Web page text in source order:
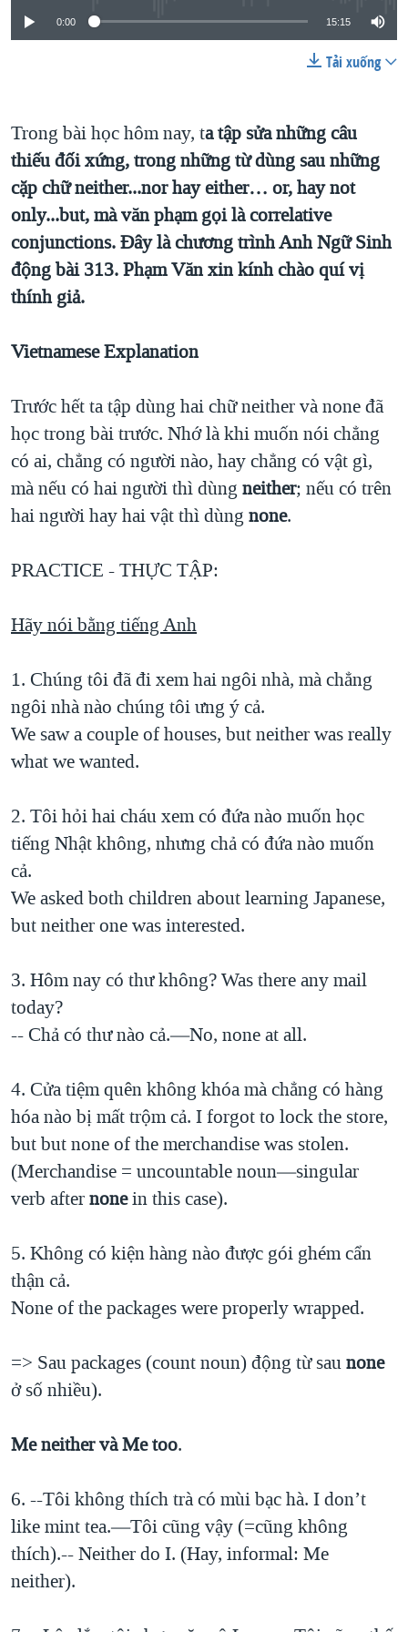
"Tìm"
NGƯỜI VIỆT HẢI NGOẠI
SỨC KHOẺ
VĂN HOÁ
THỂ THAO
GIÁO DỤC
HÀNH TRÌNH BẦU CỬ 2024
NGÀY TỊ NẠN THẾ GIỚI
TRỊNH VĨNH BÌNH - NGƯỜI HẠ 'BÊN THẮNG CUỘC'
GROUND ZERO – XƯA VÀ NAY
CHI PHÍ CHIẾN TRANH AFGHANISTAN
CÁC GIÁ TRỊ CỘNG HÒA Ở VIỆT NAM
THƯỢNG ĐỈNH TRUMP-KIM TẠI VIỆT NAM
NGƯ DÂN VIỆT VÀ LÀN SÓNG TRỘM HẢI SÂM
BÊN KIA QUỐC LỘ: TIẾNG VỌNG TỪ NÔNG THÔN MỸ
QUAN HỆ VIỆT MỸ
VIDEO
Ngôn ngữ khác
0:00 15:15
Tải xuống
Trong bài học hôm nay, ta tập sửa những câu
thiếu đối xứng, trong những từ dùng sau những
cặp chữ neither...nor hay either… or, hay not
only...but, mà văn phạm gọi là correlative
conjunctions. Ðây là chương trình Anh Ngữ Sinh
động bài 313. Phạm Văn xin kính chào quí vị
thính giả.
VietnameseExplanation
Trước hết ta tập dùng hai chữ neither và none đã
học trong bài trước. Nhớ là khi muốn nói chẳng
có ai, chẳng có người nào, hay chẳng có vật gì,
mà nếu có hai người thì dùng neither; nếu có trên
hai người hay hai vật thì dùng none.
PRACTICE - THỰC TẬP:
Hãy nói bằng tiếng Anh
1. Chúng tôi đã đi xem hai ngôi nhà, mà chẳng
ngôi nhà nào chúng tôi ưng ý cả.
We saw a couple of houses, but neither was really
what we wanted.
2. Tôi hỏi hai cháu xem có đứa nào muốn học
tiếng Nhật không, nhưng chả có đứa nào muốn
cả.
We asked both children about learning Japanese,
but neither one was interested.
3. Hôm nay có thư không? Was there any mail
today?
-- Chả có thư nào cả.—No, none at all.
4. Cửa tiệm quên không khóa mà chẳng có hàng
hóa nào bị mất trộm cả. I forgot to lock the store,
but but none of the merchandise was stolen.
(Merchandise = uncountable noun—singular
verb afternonein this case).
5. Không có kiện hàng nào được gói ghém cẩn
thận cả.
None of the packages were properly wrapped.
=> Sau packages (count noun) động từ saunone
ở số nhiều).
Me neither và Me too.
6. --Tôi không thích trà có mùi bạc hà. I don’t
like mint tea.—Tôi cũng vậy (=cũng không
thích).-- Neither do I. (Hay, informal: Me
neither).